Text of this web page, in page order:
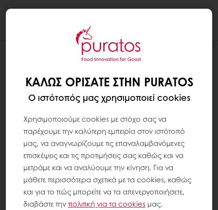
ΚΑΛΏΣ ΟΡΊΣΑΤΕ ΣΤΗΝ PURATOS
Ο ιστότοπός μας χρησιμοποιεί cookies
Χρησιμοποιούμε cookies με στόχο σας να
παρέχουμε την καλύτερη εμπειρία στον ιστότοπό
μας, να αναγνωρίζουμε τις επαναλαμβανόμενες
επισκέψεις και τις προτιμήσεις σας καθώς και να
μετράμε και να αναλύουμε την κίνηση. Για να
μάθετε περισσότερα σχετικά με τα cookies, καθώς
και για το πώς μπορείτε να τα απενεργοποιήσετε,
διαβάστε τηνπολιτική για τα cookies μας.